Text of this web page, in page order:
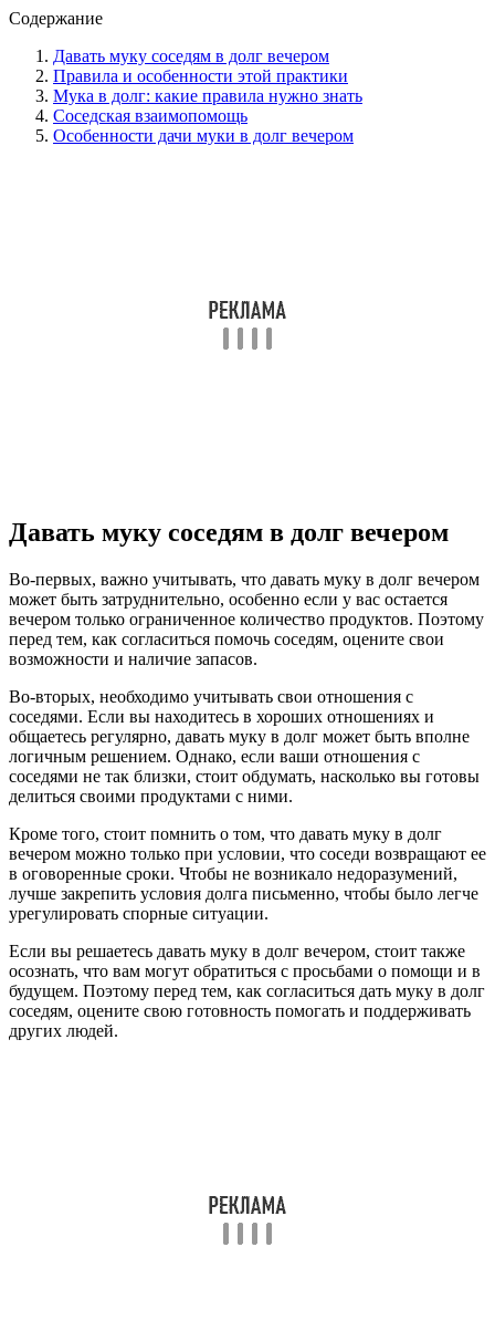
Содержание
Давать муку соседям в долг вечером
Правила и особенности этой практики
Мука в долг: какие правила нужно знать
Соседская взаимопомощь
Особенности дачи муки в долг вечером
Давать муку соседям в долг вечером
Во-первых, важно учитывать, что давать муку в долг вечером
может быть затруднительно, особенно если у вас остается
вечером только ограниченное количество продуктов. Поэтому
перед тем, как согласиться помочь соседям, оцените свои
возможности и наличие запасов.
Во-вторых, необходимо учитывать свои отношения с
соседями. Если вы находитесь в хороших отношениях и
общаетесь регулярно, давать муку в долг может быть вполне
логичным решением. Однако, если ваши отношения с
соседями не так близки, стоит обдумать, насколько вы готовы
делиться своими продуктами с ними.
Кроме того, стоит помнить о том, что давать муку в долг
вечером можно только при условии, что соседи возвращают ее
в оговоренные сроки. Чтобы не возникало недоразумений,
лучше закрепить условия долга письменно, чтобы было легче
урегулировать спорные ситуации.
Если вы решаетесь давать муку в долг вечером, стоит также
осознать, что вам могут обратиться с просьбами о помощи и в
будущем. Поэтому перед тем, как согласиться дать муку в долг
соседям, оцените свою готовность помогать и поддерживать
других людей.